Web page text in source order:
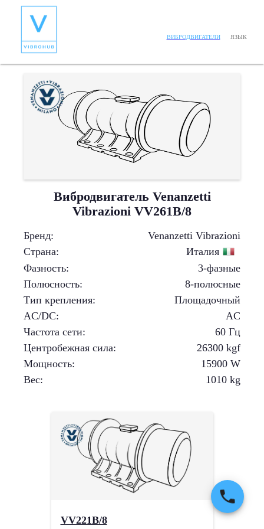
ВИБРОДВИГАТЕЛИ ЯЗЫК
Вибродвигатель Venanzetti
Vibrazioni VV261B/8
Бренд:
Venanzetti Vibrazioni
Страна:
Италия
Фазность:
3-фазные
Полюсность:
8-полюсные
Тип крепления:
Площадочный
AC/DC:
AC
Частота сети:
60 Гц
Центробежная сила: 26300 kgf
Мощность: 15900 W
Вес: 1010 kg
VV221B/8